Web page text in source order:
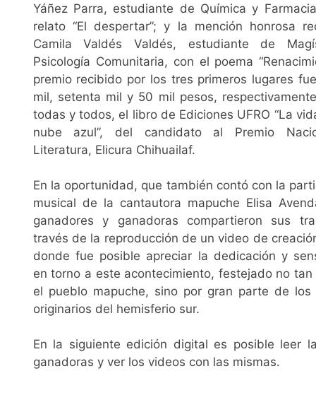
Yáñez Parra, estudiante de Química y
relato “El despertar”; y la mención honrosa
Camila Valdés Valdés, estudiante de
Psicología Comunitaria, con el poema
premio recibido por los tres primeros lugares
mil, setenta mil y 50 mil pesos,
todas y todos, el libro de Ediciones UFRO “La
nube azul”, del candidato al Premio
Literatura, Elicura Chihuailaf.
En la oportunidad, que también contó con la
musical de la cantautora mapuche Elisa
ganadores y ganadoras compartieron sus
través de la reproducción de un video de
donde fue posible apreciar la dedicación y
en torno a este acontecimiento, festejado no tan
el pueblo mapuche, sino por gran parte de los
originarios del hemisferio sur.
En la siguiente edición digital es posible leer
ganadoras y ver los videos con las mismas.